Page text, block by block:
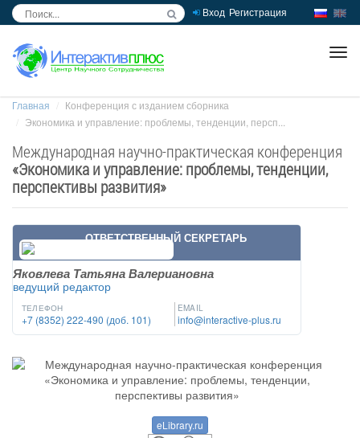
Вход Регистрация
Главная
Конференция с изданием сборника
Экономика и управление: проблемы, тенденции, персп...
Международная научно-практическая конференция
«Экономика и управление: проблемы, тенденции,
перспективы развития»
ОТВЕТСТВЕННЫЙ СЕКРЕТАРЬ
Яковлева Татьяна Валериановна
ведущий редактор
ТЕЛЕФОН
+7 (8352) 222-490 (доб. 101)
EMAIL
info@interactive-plus.ru
eLibrary.ru